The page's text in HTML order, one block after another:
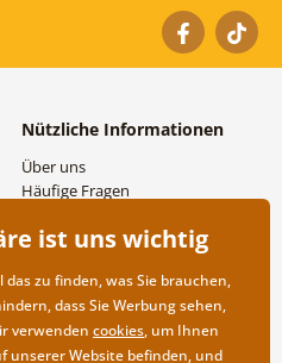
Nützliche Informationen
Über uns
Häufige Fragen
Großhandel und
ist uns wichtig
zu finden, was Sie brauchen,
dass Sie Werbung sehen,
verwenden cookies, um Ihnen
unserer Website befinden, und